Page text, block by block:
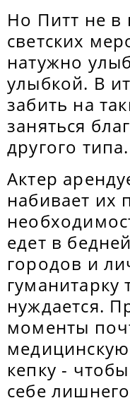
Но Питт не в
светских
натужно
улыбкой. В
забить на
заняться
другого типа.
Актер
набивает их
едет в
городов и
гуманитарку
нуждается.
моменты
кепку -
себе